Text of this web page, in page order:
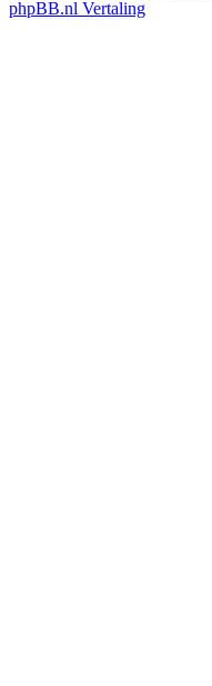
phpBB.nl Vertaling